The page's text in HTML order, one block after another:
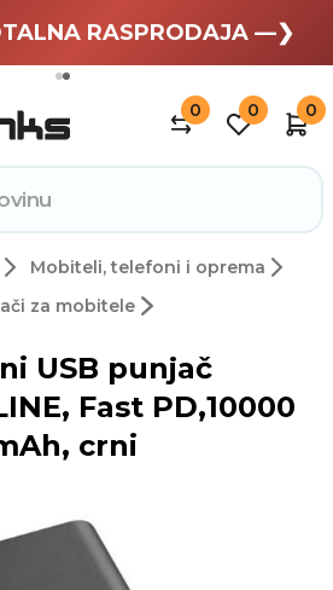
odmor —❯
RASPRODAJA —❯
0 0 0
Mobiteli, telefoni i oprema
za mobitele
USB punjač
Fast PD,10000
crni